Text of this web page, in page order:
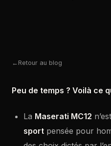
Retour au blog
Peu de temps ? Voilà ce
La Maserati MC12
sport pensée pour